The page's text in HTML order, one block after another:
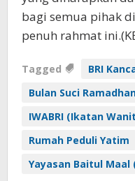
bagi semua pihak
penuh rahmat
Tagged
BRI
Bulan Suci
IWABRI (Ikatan
Rumah Peduli Yatim
Yayasan Baitul Maal